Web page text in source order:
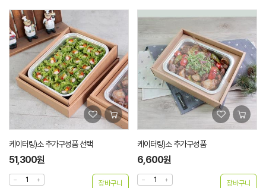
케이터링)소 추가구성품
6,600원
케이터링 대나무위생집게 개별포장
2,750원